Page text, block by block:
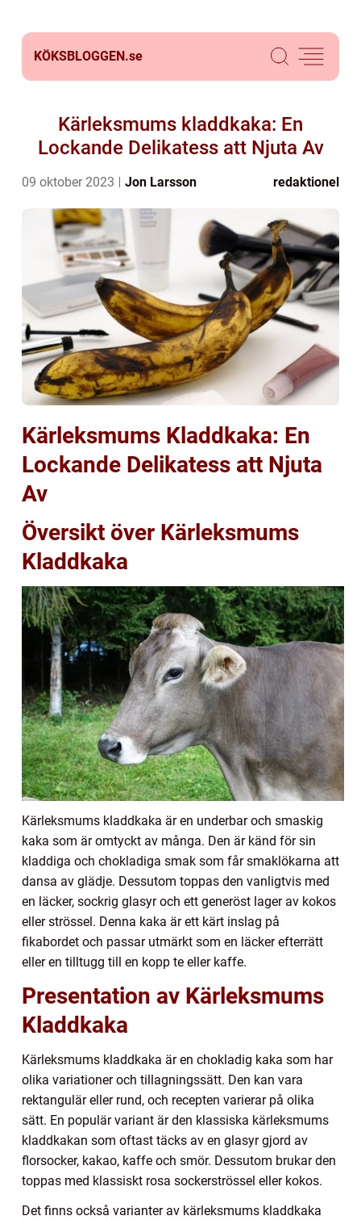
KÖKSBLOGGEN.se
Kärleksmums kladdkaka: En
Lockande Delikatess att Njuta Av
09 oktober 2023 Jon Larsson redaktionel
Kärleksmums Kladdkaka: En
Lockande Delikatess att Njuta
Av
Översikt över Kärleksmums
Kladdkaka
Kärleksmums kladdkaka är en underbar och smaskig
kaka som är omtyckt av många. Den är känd för sin
kladdiga och chokladiga smak som får smaklökarna att
dansa av glädje. Dessutom toppas den vanligtvis med
en läcker, sockrig glasyr och ett generöst lager av kokos
eller strössel. Denna kaka är ett kärt inslag på
fikabordet och passar utmärkt som en läcker efterrätt
eller en tilltugg till en kopp te eller kaffe.
Presentation av Kärleksmums
Kladdkaka
Kärleksmums kladdkaka är en chokladig kaka som har
olika variationer och tillagningssätt. Den kan vara
rektangulär eller rund, och recepten varierar på olika
sätt. En populär variant är den klassiska kärleksmums
kladdkakan som oftast täcks av en glasyr gjord av
florsocker, kakao, kaffe och smör. Dessutom brukar den
toppas med klassiskt rosa sockerströssel eller kokos.
Det finns också varianter av kärleksmums kladdkaka